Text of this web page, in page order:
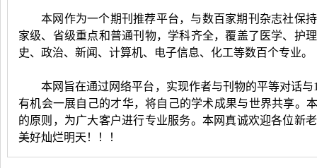
本网作为一个期刊推荐平台，与数百家期刊杂志社保
家级、省级重点和普通刊物，学科齐全，覆盖了医学、护
史、政治、新闻、计算机、电子信息、化工等数百个专业。
本网旨在通过网络平台，实现作者与刊物的平等对话
有机会一展自己的才华，将自己的学术成果与世界共享。
的原则，为广大客户进行专业服务。本网真诚欢迎各位新
美好灿烂明天！！！